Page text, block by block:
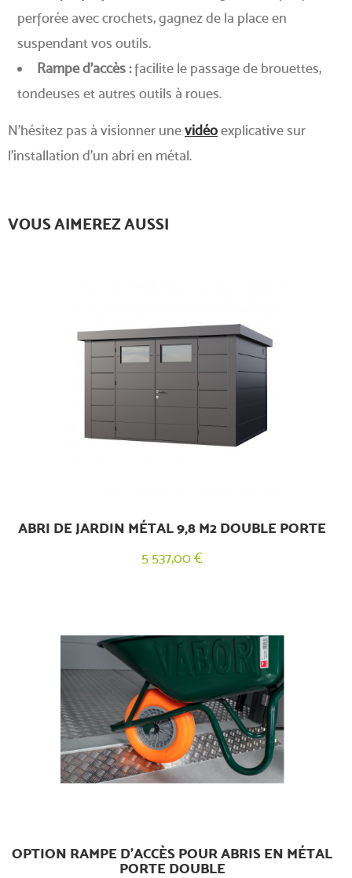
perforée avec crochets, gagnez de la place en
suspendant vos outils.
Rampe d’accès :facilite le passage de brouettes,
tondeuses et autres outils à roues.
N'hésitez pas à visionner unevidéoexplicative sur
l'installation d’un abri en métal.
VOUS AIMEREZ AUSSI
ABRI DE JARDIN MÉTAL 9,8 M2 DOUBLE PORTE
5 537,00 €
OPTION RAMPE D’ACCÈS POUR ABRIS EN MÉTAL
PORTE DOUBLE